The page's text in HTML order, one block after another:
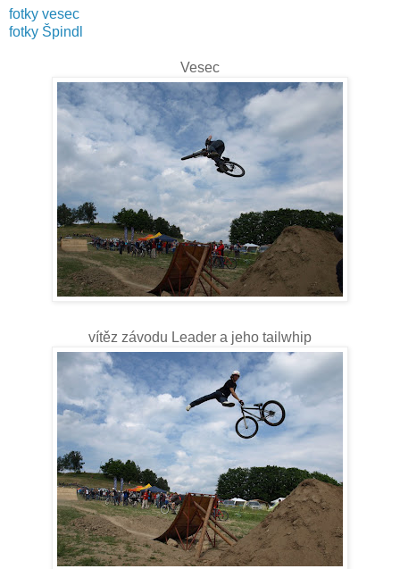
fotky vesec
fotky Špindl
Vesec
vítěz závodu Leader a jeho tailwhip